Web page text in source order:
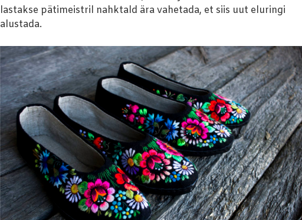
lastakse pätimeistril nahktald ära vahetada, et siis uut eluringi
alustada.